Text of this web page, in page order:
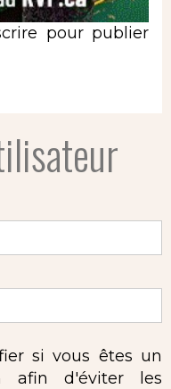
pour publier
si vous êtes un
afin d'éviter les